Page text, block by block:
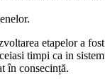
etapelor a
timpi ca in
în consecință.